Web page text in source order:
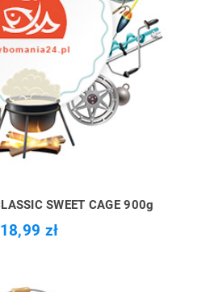
SWEET CAGE 900g
18,99 zł